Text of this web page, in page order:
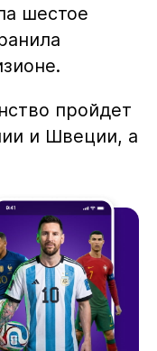
шестое
пройдет
и Швеции, а